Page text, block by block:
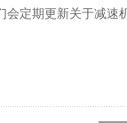
定期更新关于减速